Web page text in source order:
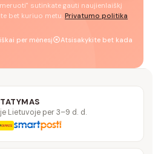
sutinkate gauti naujienlaiškį
bet kuriuo metu. Privatumo politika
per mėnesį Atsisakykite bet kada
Lietuvoje per 3–9 d. d.